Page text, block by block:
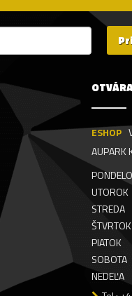
ESHOP
AUPARK
UTOROK
STREDA
ŠTVRTOK
PIATOK
SOBOTA
NEDEĽA